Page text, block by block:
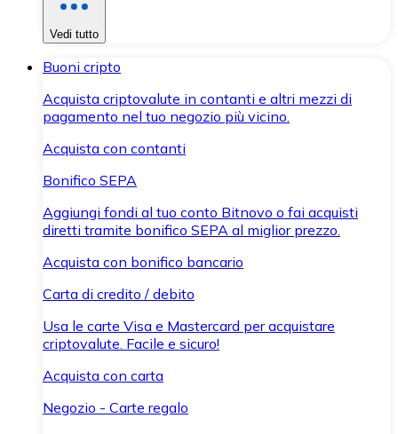
Vedi tutto
Buoni cripto
Acquista criptovalute in contanti e altri mezzi di
pagamento nel tuo negozio più vicino.
Acquista con contanti
Bonifico SEPA
Aggiungi fondi al tuo conto Bitnovo o fai acquisti
diretti tramite bonifico SEPA al miglior prezzo.
Acquista con bonifico bancario
Carta di credito / debito
Usa le carte Visa e Mastercard per acquistare
criptovalute. Facile e sicuro!
Acquista con carta
Negozio - Carte regalo